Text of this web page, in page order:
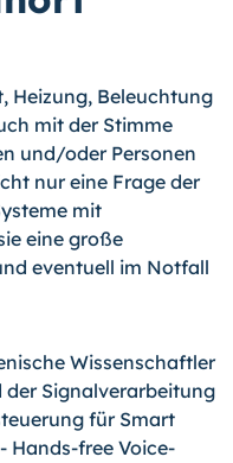
Heizung, Beleuchtung
mit der Stimme
und/oder Personen
nur eine Frage der
mit
eine große
eventuell im Notfall
Wissenschaftler
Signalverarbeitung
für Smart
Hands-free Voice-